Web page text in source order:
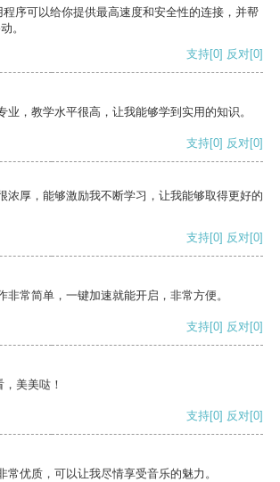
序可以给你提供最高速度和安全性的连接，并帮
。
支持[0] 反对[0]
业，教学水平很高，让我能够学到实用的知识。
支持[0] 反对[0]
浓厚，能够激励我不断学习，让我能够取得更好的
支持[0] 反对[0]
非常简单，一键加速就能开启，非常方便。
支持[0] 反对[0]
美美哒！
支持[0] 反对[0]
常优质，可以让我尽情享受音乐的魅力。